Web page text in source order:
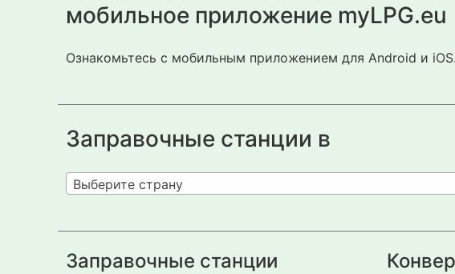
мобильное приложение myLPG.eu
Ознакомьтесь с мобильным приложением для Android и iOS.
Заправочные станции в
Выберите страну
Заправочные станции